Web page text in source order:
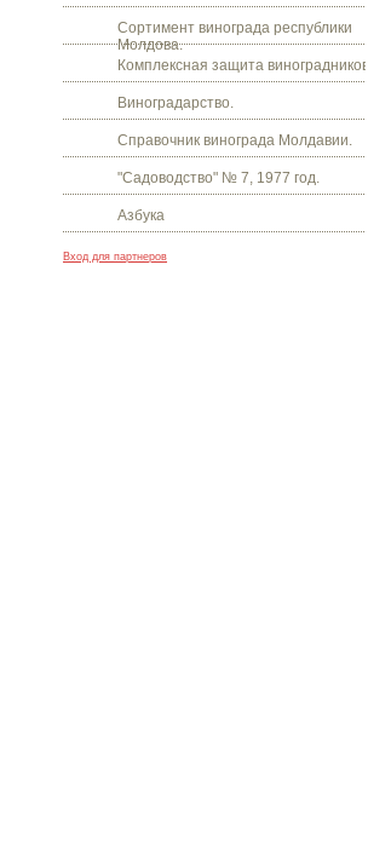
Сортимент винограда республики
Молдова.
Комплексная защита виноградников.
Виноградарство.
Справочник винограда Молдавии.
"Садоводство" № 7, 1977 год.
Азбука
Вход для партнеров